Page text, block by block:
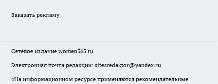
Заказать рекламу
Сетевое издание women365.ru
Электронная почта редакции: sitesredaktor@yandex.ru
«На информационном ресурсе применяются рекомендательные